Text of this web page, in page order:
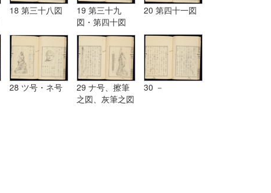
18 第三十八図
19 第三十九
図・第四十図
20 第四十一図
28 ツ号・ネ号
29 ナ号、擦筆
之図、灰筆之図
30 －